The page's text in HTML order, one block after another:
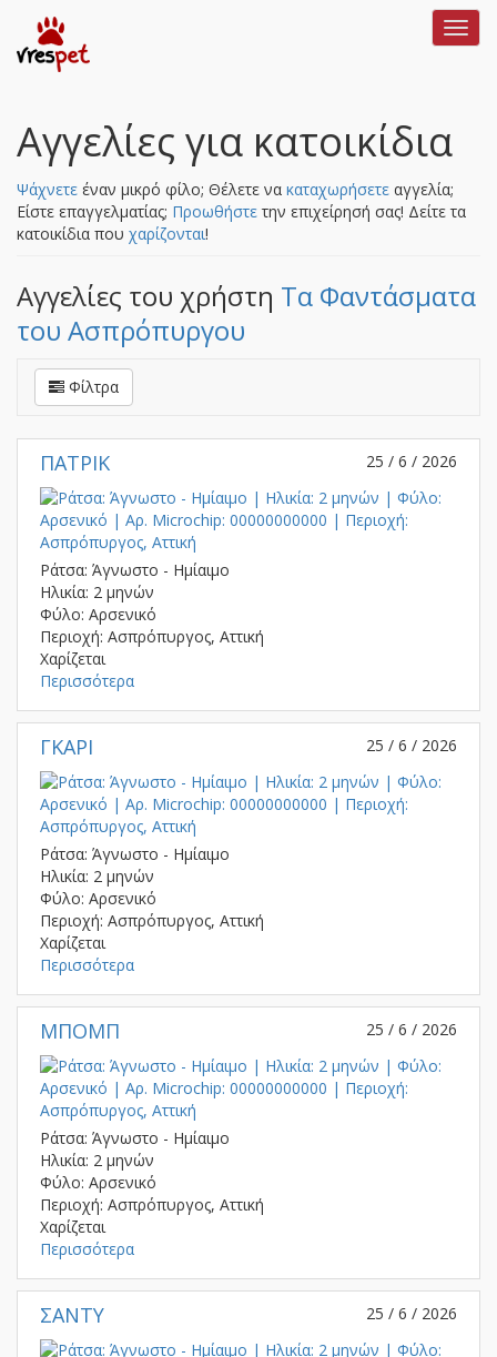
Αγγελίες για κατοικίδια
Ψάχνετε έναν μικρό φίλο; Θέλετε να καταχωρήσετε αγγελία;
Είστε επαγγελματίας; Προωθήστε την επιχείρησή σας! Δείτε τα
κατοικίδια που χαρίζονται!
Αγγελίες του χρήστη Τα Φαντάσματα
του Ασπρόπυργου
Φίλτρα
ΠΑΤΡΙΚ 25 / 6 / 2026
Ράτσα: Άγνωστο - Ημίαιμο
Ηλικία: 2 μηνών
Φύλο: Αρσενικό
Περιοχή: Ασπρόπυργος, Αττική
Χαρίζεται
Περισσότερα
ΓΚΑΡΙ 25 / 6 / 2026
Ράτσα: Άγνωστο - Ημίαιμο
Ηλικία: 2 μηνών
Φύλο: Αρσενικό
Περιοχή: Ασπρόπυργος, Αττική
Χαρίζεται
Περισσότερα
ΜΠΟΜΠ 25 / 6 / 2026
Ράτσα: Άγνωστο - Ημίαιμο
Ηλικία: 2 μηνών
Φύλο: Αρσενικό
Περιοχή: Ασπρόπυργος, Αττική
Χαρίζεται
Περισσότερα
ΣΑΝΤΥ 25 / 6 / 2026